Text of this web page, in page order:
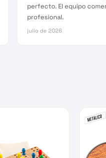
perfecto. El equipo
profesional.
julio de 2026